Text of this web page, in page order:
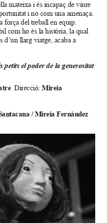
mateixa i és incapaç de viure
i no com una amenaça.
força del treball en equip.
com ho és la història, la qual
d’un llarg viatge, acaba a
petits el poder de la generositat
Direcció: Mireia
/ Mireia Fernàndez